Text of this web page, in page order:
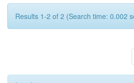
Results 1-2 of 2 (Search time: 0.002